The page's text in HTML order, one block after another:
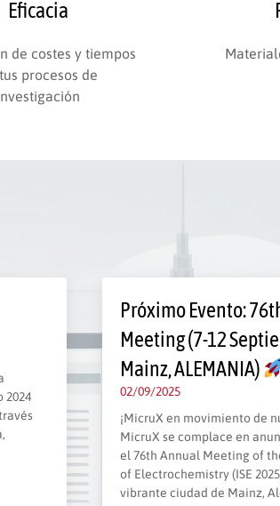
Eficacia
de costes y tiempos
procesos de
2024
Próximo Evento:
Meeting (7-12
Mainz, ALEMANIA)
02/09/2025
¡MicruX en movimiento de
MicruX se complace en
el 76th Annual Meeting of
of Electrochemistry (ISE
vibrante ciudad de Mainz,